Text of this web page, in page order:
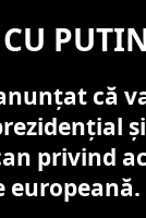
că
privind
europeană.